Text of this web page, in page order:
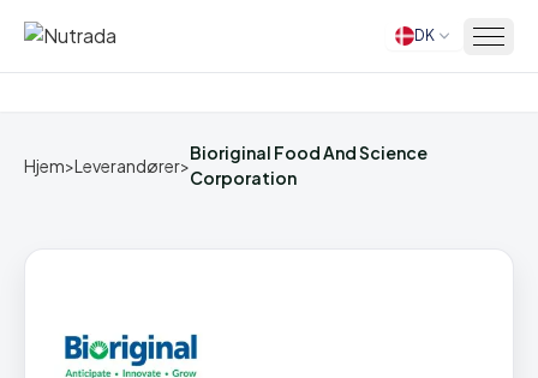
Hjem DK
Hjem>Leverandører>
Bioriginal Food And Science
Corporation